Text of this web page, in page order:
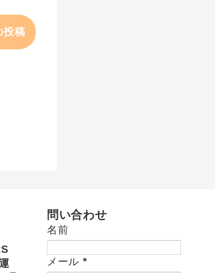
投稿
問い合わせ
名前
メール*